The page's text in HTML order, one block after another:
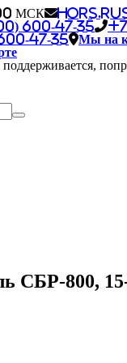
МСК
600-47-35
47-35
Мы на
СБР-800,